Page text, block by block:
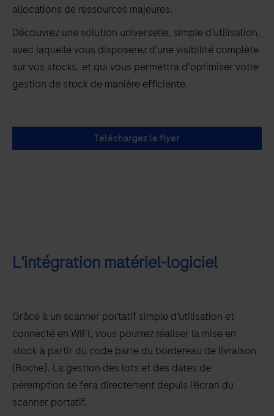
allocations de ressources majeures.
Découvrez une solution universelle, simple d’utilisation,
avec laquelle vous disposerez d’une visibilité complète
sur vos stocks, et qui vous permettra d'optimiser votre
gestion de stock de manière efficiente.
Téléchargez le flyer
L'intégration matériel-logiciel
Grâce à un scanner portatif simple d’utilisation et
connecté en WIFI, vous pourrez réaliser la mise en
stock à partir du code barre du bordereau de livraison
(Roche). La gestion des lots et des dates de
péremption se fera directement depuis l’écran du
scanner portatif.